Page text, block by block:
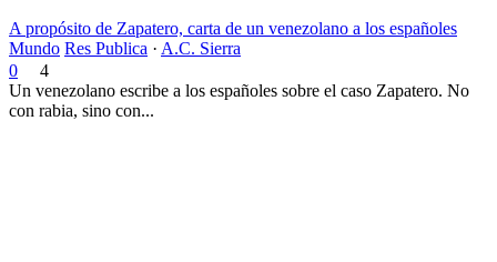
A propósito de Zapatero, carta de un venezolano a los españoles
Mundo Res Publica · A.C. Sierra
0
4
Un venezolano escribe a los españoles sobre el caso Zapatero. No
con rabia, sino con...